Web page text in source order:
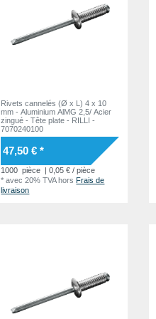
Rivets cannelés (Ø x L) 4 x 10
mm - Aluminium AlMG 2,5/ Acier
zingué - Tête plate - RILLI -
7070240100
47,50 € *
1000 pièce | 0,05 € / pièce
*avec 20% TVAhorsFrais de
livraison